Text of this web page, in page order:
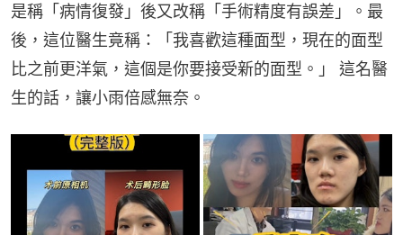
是稱「病情復發」後又改稱「手術精度有誤差」。最
後，這位醫生竟稱：「我喜歡這種面型，現在的面型
比之前更洋氣，這個是你要接受新的面型。」 這名醫
生的話，讓小雨倍感無奈。